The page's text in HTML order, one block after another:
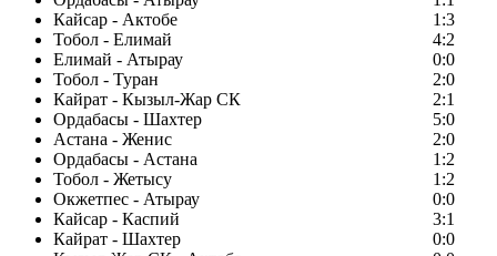
Кайсар - Актобе
1:3
Тобол - Елимай
4:2
Елимай - Атырау
0:0
Тобол - Туран
2:0
Кайрат - Кызыл-Жар СК
2:1
Ордабасы - Шахтер
5:0
Астана - Женис
2:0
Ордабасы - Астана
1:2
Тобол - Жетысу
1:2
Окжетпес - Атырау
0:0
Кайсар - Каспий
3:1
Кайрат - Шахтер
0:0